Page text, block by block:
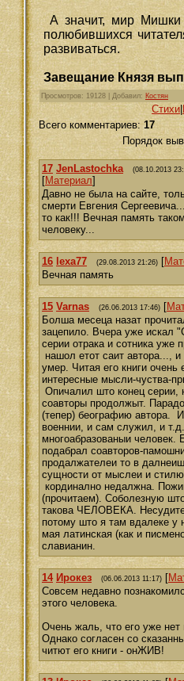
А значит, мир Мишки
полюбившихся
развиваться.
Завещание Князя
Просмотров: 19128 | Добавил: Костян
Cтихи|
Всего комментариев:17
Порядок
17 JenLastochka (08.10.2013
[Материал]
Давно не была на сайте,
смерти Евгения
то как!!! Вечная память
человеку...
16 lexa77 (29.08.2013 21:26) [
Вечная память
15 Varnas (26.06.2013 17:46) [
Болша месеца назат
зацепило. Вчера уже искал
серии отрака и сотника уже
нашол етот саит автора...,
умер. Читая его книги очень
интересные мысли-чуства-
Опичалил што конец серии,
соавторы продолжыт.
(тепер) беографию автора.
военнии, и сам служил, и
многоабразованыи человек.
подабрал соавторов-
продалжателеи то в
сущности от мыслеи и
кординално недалжна.
(прочитаем). Соболезную
такова ЧЕЛОВЕКА. Несудите
потому што я там вдалеке у
мая латинская (как и
славианин.
14 Ирокез (06.06.2013 11:17) [
Совсем недавно
этого человека.
Очень жаль, что его уже
Однако согласен со
читют его книги - онЖИВ!